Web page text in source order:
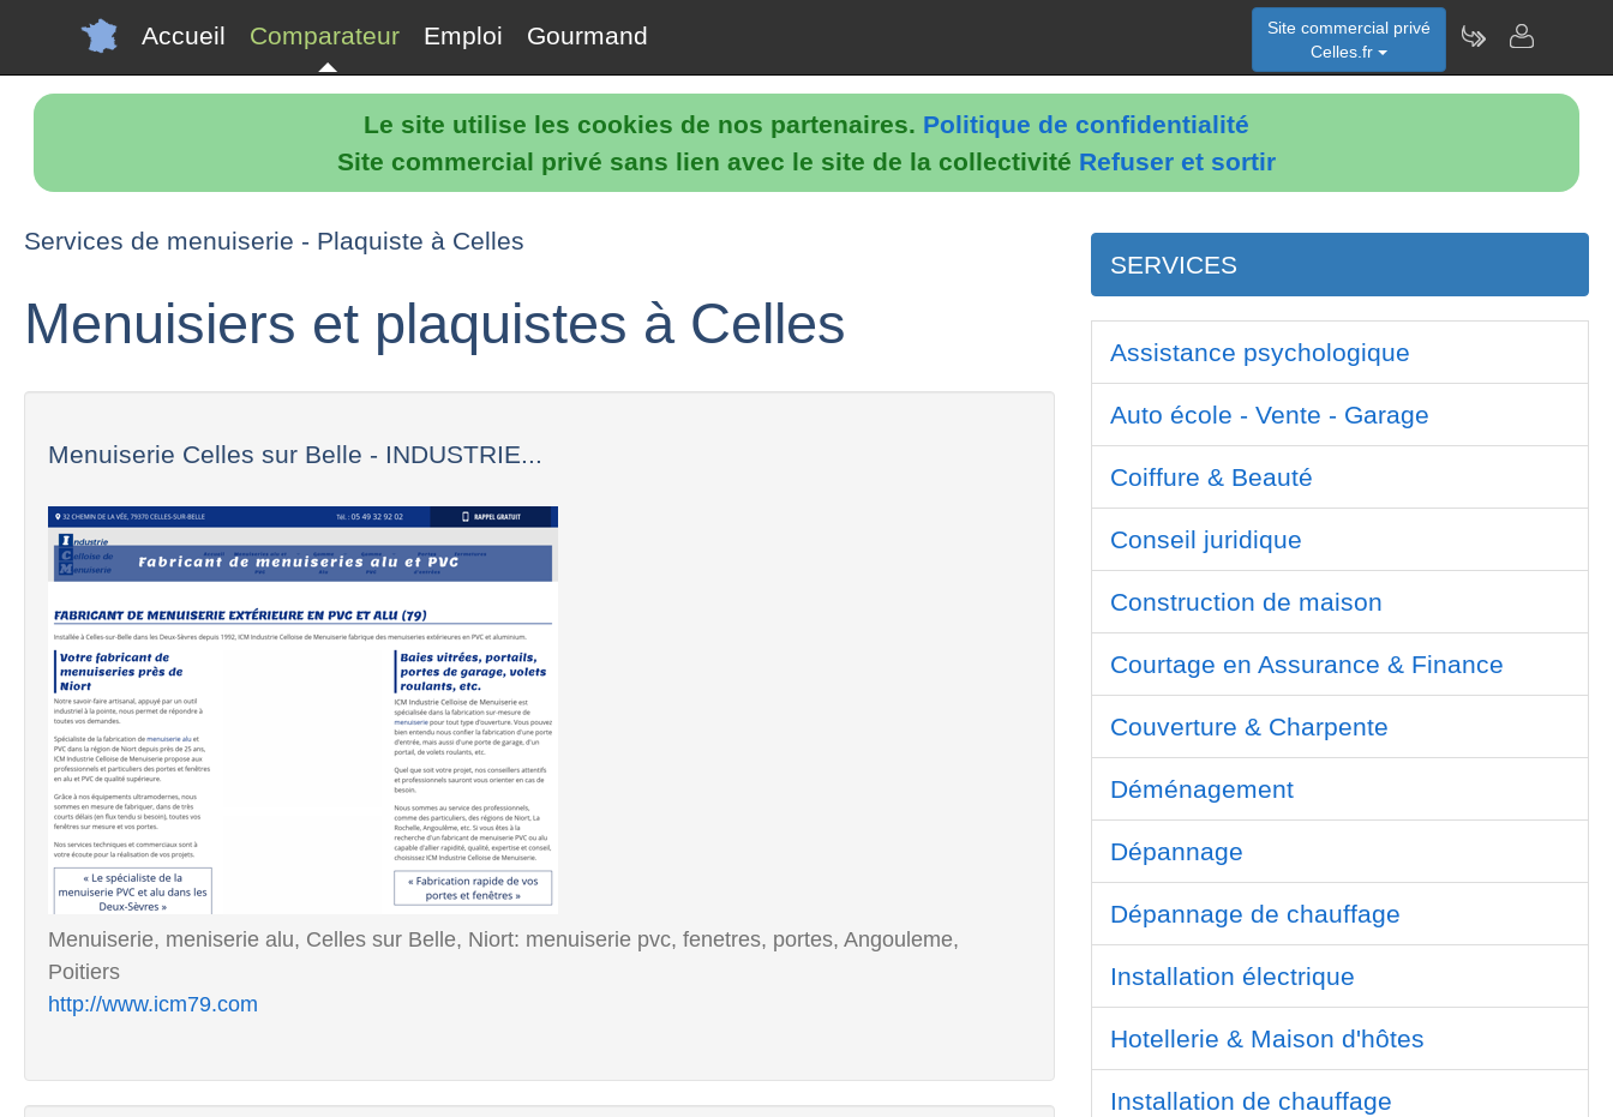
Le site utilise les cookies de nos partenaires. Politique de confidentialité
Site commercial privé sans lien avec le site de la collectivité Refuser et sortir
Accueil Comparateur Emploi Gourmand
Site commercial privé
Celles.fr
Services de menuiserie - Plaquiste à Celles
Menuisiers et plaquistes à Celles
Menuiserie Celles sur Belle - INDUSTRIE...
Menuiserie, meniserie alu, Celles sur Belle, Niort: menuiserie pvc, fenetres, portes, Angouleme,
Poitiers
http://www.icm79.com
SERVICES
Assistance psychologique
Auto école - Vente - Garage
Coiffure & Beauté
Conseil juridique
Construction de maison
Courtage en Assurance & Finance
Couverture & Charpente
Déménagement
Dépannage
Dépannage de chauffage
Installation électrique
Hotellerie & Maison d'hôtes
Installation de chauffage